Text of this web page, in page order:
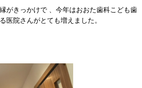
がきっかけで 、今年はおおた歯科こども歯
医院さんがとても増えました。